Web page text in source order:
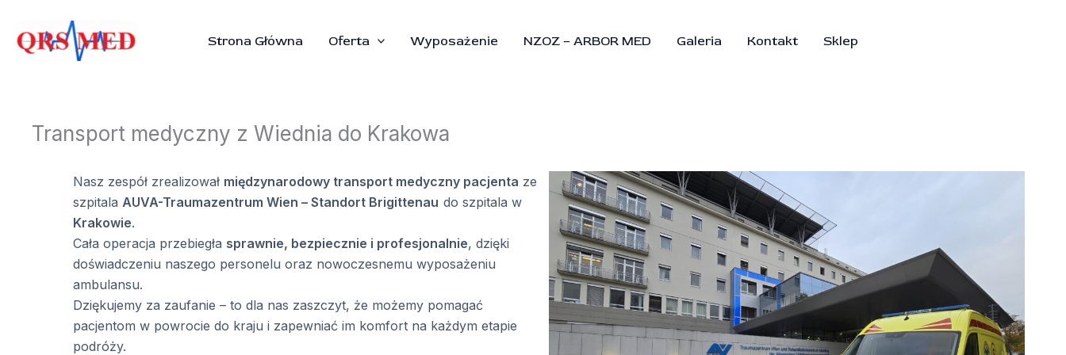
treści
Strona Główna Oferta Wyposażenie NZOZ – ARBOR MED Galeria Kontakt Sklep
Transport medyczny z Wiednia do Krakowa
Nasz zespół zrealizował międzynarodowy transport medyczny pacjenta ze
szpitala AUVA-Traumazentrum Wien – Standort Brigittenau do szpitala w
Krakowie.
Cała operacja przebiegła sprawnie, bezpiecznie i profesjonalnie, dzięki
doświadczeniu naszego personelu oraz nowoczesnemu wyposażeniu
ambulansu.
Dziękujemy za zaufanie – to dla nas zaszczyt, że możemy pomagać
pacjentom w powrocie do kraju i zapewniać im komfort na każdym etapie
podróży.